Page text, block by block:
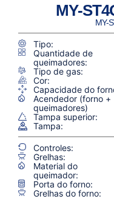
MY-
MY-
Tipo:
Quantidade de
queimadores:
Tipo de gas:
Cor:
Capacidade do
Acendedor (forno +
queimadores)
Tampa superior:
Tampa:
Controles:
Grelhas:
Material do
queimador:
Porta do forno:
Grelhas do forno: